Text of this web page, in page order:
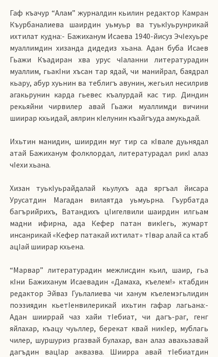
Гаф къачур “Алам” журналдин кьилин редактор Камран
Къурбаналиева шаирдин уьмуьр ва туькIуьрунрикай
ихтилат кудна:- Бажиханум Исаева 1940-йисуз ЭчIехуьре
муаллимдин хизанда дидедиз хьана. Адан буба Исаев
Гьажи Къадиран хва урус чIаланни литературадин
муаллим, гьакIни хъсан тар ядай, чи манийрал, баядрал
кьару, абур хуьнин ва теблигъ авунин, жегьил несилрив
агакьрунин карда гьевес къалурдай кас тир. Диндин
рекьяйни чирвилер авай Гьажи муаллимди вичини
шиирар кхьидай, аялрин кIелунин къайгъуда амукьдай.
Ихьтин манидин, шиирдин муг тир са кIвале дуьнядал
атай Бажиханум фолклордал, литературадал рикI алаз
чIехи хьана.
Хизан туькIуьрайдалай кьулухъ ада яргъал йисара
Урусатдин Магадан вилаятда уьмуьрна. Гъурбатда
багърийрихъ, Ватандихъ цIигелвили шаирдин илгьам
мадни ифирна, ада Кефер патан викIегь, жумарт
инсанрикай «Кефер патакай ихтилат» тIвар алай са ктаб
ацIай шиирар кхьена.
“Марвар” литературадин межлисдин кьил, шаир, гьа
кIни Бажиханум Исаевадин «Дамаха, къелем!» ктабдин
редактор Эйваз Гуьлалиева чи ханум къелемэгьлидин
поэзиядин кьетIенвилерикай ихьтин гафар лагьана:-
Адан шииррай чаз хайи тIебиат, чи дагъ-раг, генг
яйлахар, къацу чуьллер, берекат квай никIер, мублагь
чилер, шуршуриз ргазвай булахар, ван алаз авахьзавай
дагъдин вацIар аквазва. Шиирра авай тIебиатдин